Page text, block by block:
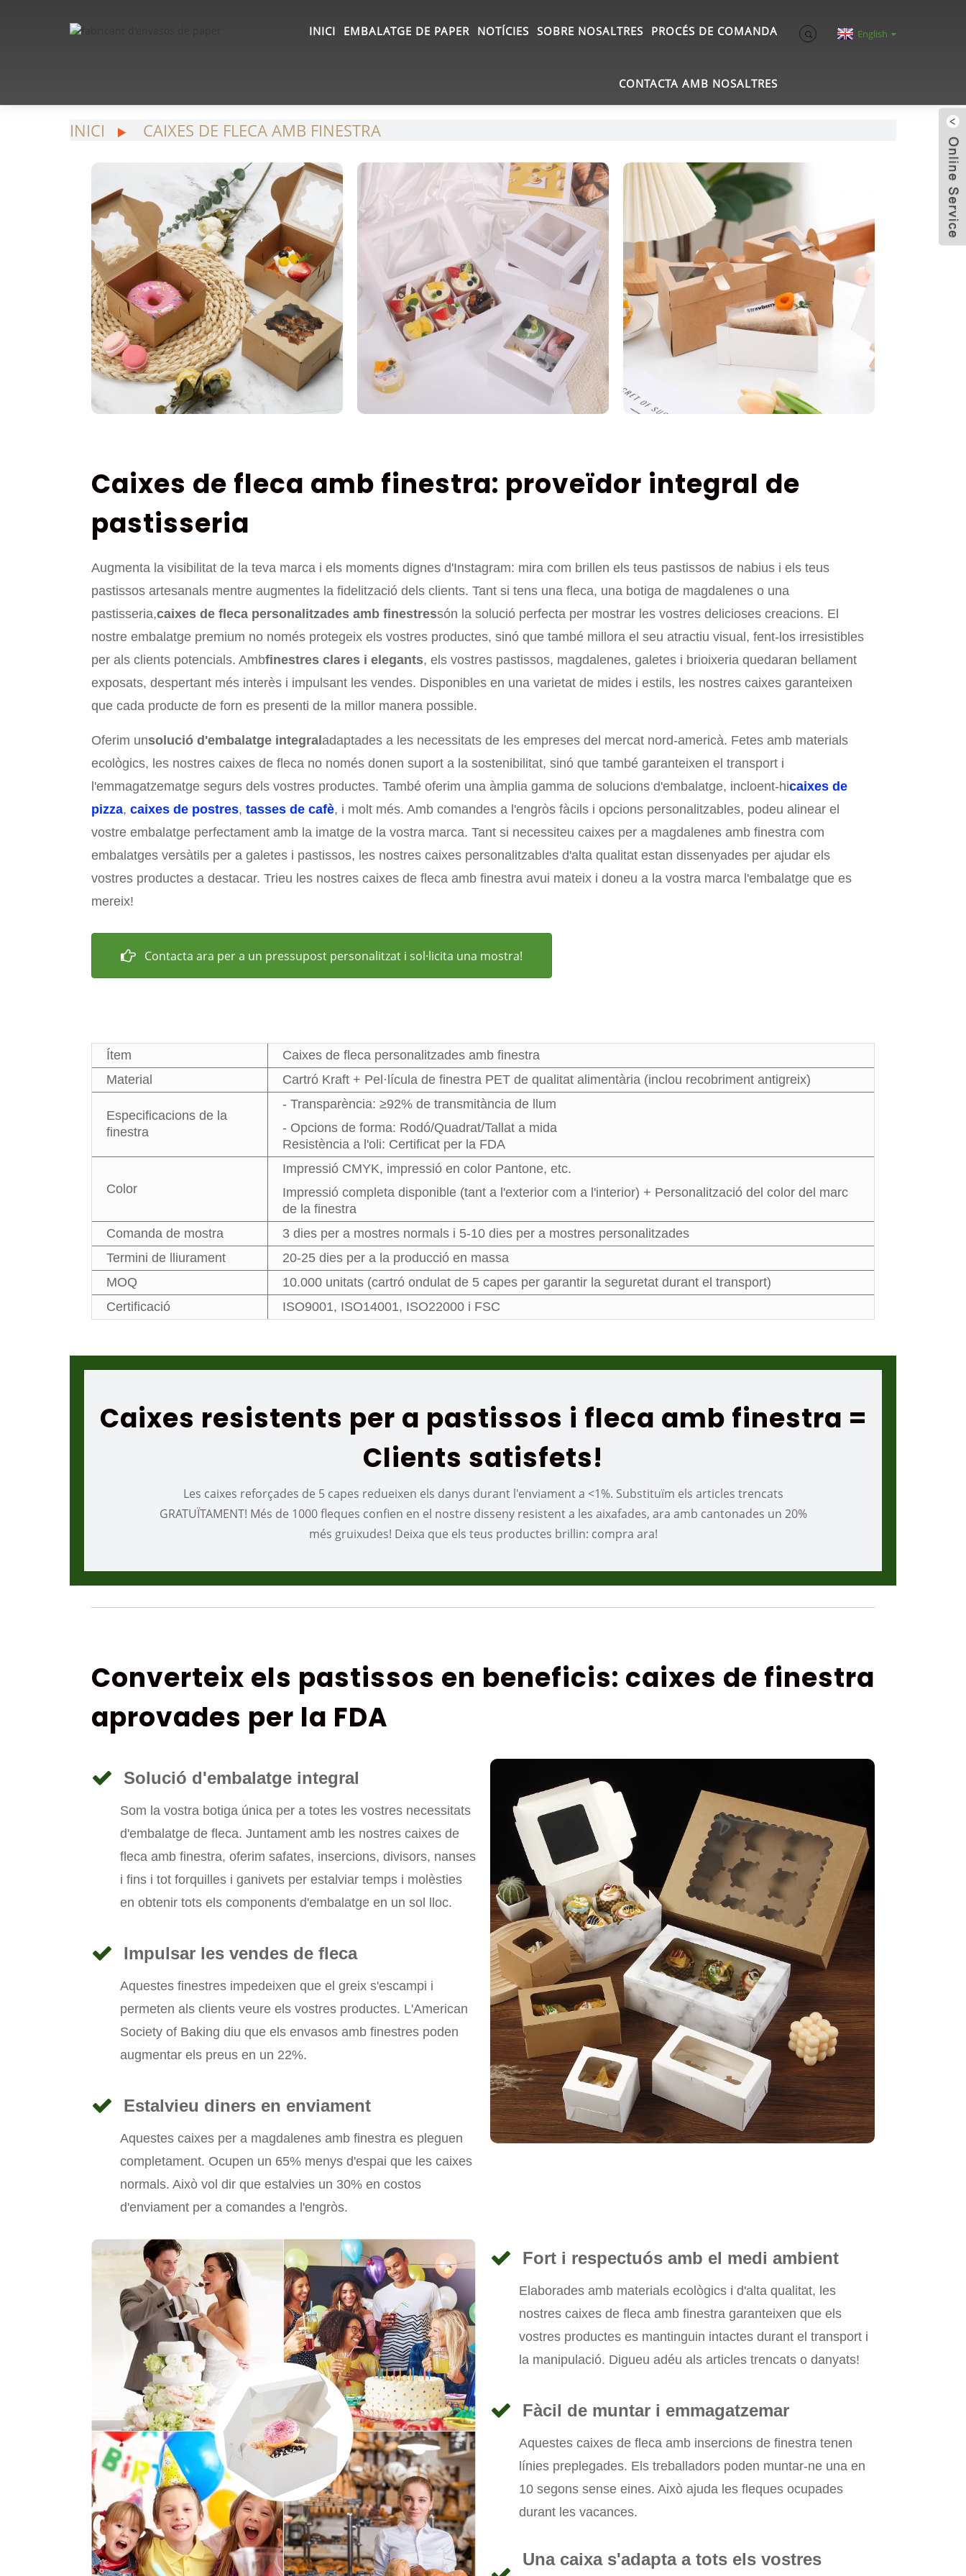
INICI EMBALATGE DE PAPER NOTÍCIES SOBRE NOSALTRES PROCÉS DE COMANDA
CONTACTA AMB NOSALTRES
English
INICI CAIXES DE FLECA AMB FINESTRA
Caixes de fleca amb finestra: proveïdor integral de
pastisseria
Augmenta la visibilitat de la teva marca i els moments dignes d'Instagram: mira com brillen els teus pastissos de nabius i els teus
pastissos artesanals mentre augmentes la fidelització dels clients. Tant si tens una fleca, una botiga de magdalenes o una
pastisseria,caixes de fleca personalitzades amb finestressón la solució perfecta per mostrar les vostres delicioses creacions. El
nostre embalatge premium no només protegeix els vostres productes, sinó que també millora el seu atractiu visual, fent-los irresistibles
per als clients potencials. Ambfinestres clares i elegants, els vostres pastissos, magdalenes, galetes i brioixeria quedaran bellament
exposats, despertant més interès i impulsant les vendes. Disponibles en una varietat de mides i estils, les nostres caixes garanteixen
que cada producte de forn es presenti de la millor manera possible.
Oferim unsolució d'embalatge integraladaptades a les necessitats de les empreses del mercat nord-americà. Fetes amb materials
ecològics, les nostres caixes de fleca no només donen suport a la sostenibilitat, sinó que també garanteixen el transport i
l'emmagatzematge segurs dels vostres productes. També oferim una àmplia gamma de solucions d'embalatge, incloent-hicaixes de
pizza, caixes de postres, tasses de cafè, i molt més. Amb comandes a l'engròs fàcils i opcions personalitzables, podeu alinear el
vostre embalatge perfectament amb la imatge de la vostra marca. Tant si necessiteu caixes per a magdalenes amb finestra com
embalatges versàtils per a galetes i pastissos, les nostres caixes personalitzables d'alta qualitat estan dissenyades per ajudar els
vostres productes a destacar. Trieu les nostres caixes de fleca amb finestra avui mateix i doneu a la vostra marca l'embalatge que es
mereix!
Contacta ara per a un pressupost personalitzat i sol·licita una mostra!
Ítem
Caixes de fleca personalitzades amb finestra
Material
Cartró Kraft + Pel·lícula de finestra PET de qualitat alimentària (inclou recobriment antigreix)
Especificacions de la
finestra
- Transparència: ≥92% de transmitància de llum
- Opcions de forma: Rodó/Quadrat/Tallat a mida
Resistència a l'oli: Certificat per la FDA
Color
Impressió CMYK, impressió en color Pantone, etc.
Impressió completa disponible (tant a l'exterior com a l'interior) + Personalització del color del marc
de la finestra
Comanda de mostra
3 dies per a mostres normals i 5-10 dies per a mostres personalitzades
Termini de lliurament
20-25 dies per a la producció en massa
MOQ
10.000 unitats (cartró ondulat de 5 capes per garantir la seguretat durant el transport)
Certificació
ISO9001, ISO14001, ISO22000 i FSC
Caixes resistents per a pastissos i fleca amb finestra =
Clients satisfets!
Les caixes reforçades de 5 capes redueixen els danys durant l'enviament a <1%. Substituïm els articles trencats
GRATUÏTAMENT! Més de 1000 fleques confien en el nostre disseny resistent a les aixafades, ara amb cantonades un 20%
més gruixudes! Deixa que els teus productes brillin: compra ara!
Converteix els pastissos en beneficis: caixes de finestra
aprovades per la FDA
Solució d'embalatge integral
Som la vostra botiga única per a totes les vostres necessitats
d'embalatge de fleca. Juntament amb les nostres caixes de
fleca amb finestra, oferim safates, insercions, divisors, nanses
i fins i tot forquilles i ganivets per estalviar temps i molèsties
en obtenir tots els components d'embalatge en un sol lloc.
Impulsar les vendes de fleca
Aquestes finestres impedeixen que el greix s'escampi i
permeten als clients veure els vostres productes. L'American
Society of Baking diu que els envasos amb finestres poden
augmentar els preus en un 22%.
Estalvieu diners en enviament
Aquestes caixes per a magdalenes amb finestra es pleguen
completament. Ocupen un 65% menys d'espai que les caixes
normals. Això vol dir que estalvies un 30% en costos
d'enviament per a comandes a l'engròs.
Fort i respectuós amb el medi ambient
Elaborades amb materials ecològics i d'alta qualitat, les
nostres caixes de fleca amb finestra garanteixen que els
vostres productes es mantinguin intactes durant el transport i
la manipulació. Digueu adéu als articles trencats o danyats!
Fàcil de muntar i emmagatzemar
Aquestes caixes de fleca amb insercions de finestra tenen
línies preplegades. Els treballadors poden muntar-ne una en
10 segons sense eines. Això ajuda les fleques ocupades
durant les vacances.
Una caixa s'adapta a tots els vostres